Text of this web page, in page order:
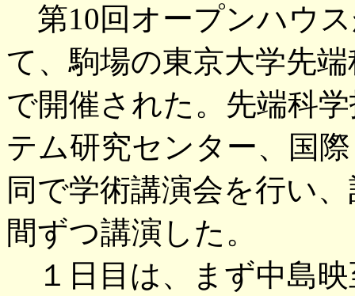
第10回オープンハウ
て、駒場の東京大学先
で開催された。先端科
テム研究センター、国
同で学術講演会を行い
間ずつ講演した。
１日目は、まず中島